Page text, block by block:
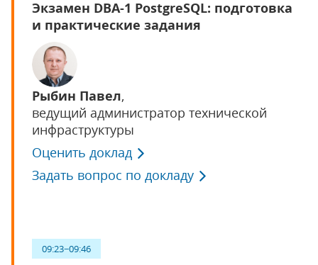
Экзамен DBA-1 PostgreSQL: подготовка
и практические задания
Рыбин Павел,
ведущий администратор технической
инфраструктуры
Оценить доклад
Задать вопрос по докладу
09:23−09:46